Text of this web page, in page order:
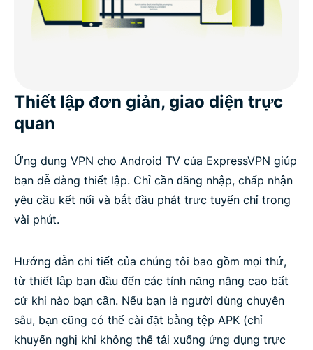
Thiết lập đơn giản, giao diện trực
quan
Ứng dụng VPN cho Android TV của ExpressVPN giúp
bạn dễ dàng thiết lập. Chỉ cần đăng nhập, chấp nhận
yêu cầu kết nối và bắt đầu phát trực tuyến chỉ trong
vài phút.
Hướng dẫn chi tiết của chúng tôi bao gồm mọi thứ,
từ thiết lập ban đầu đến các tính năng nâng cao bất
cứ khi nào bạn cần. Nếu bạn là người dùng chuyên
sâu, bạn cũng có thể cài đặt bằng tệp APK (chỉ
khuyến nghị khi không thể tải xuống ứng dụng trực